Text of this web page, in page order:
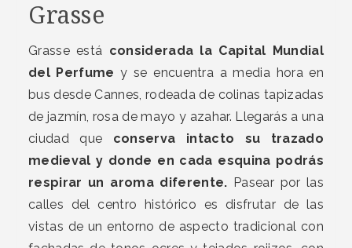
Grasse
Grasse está considerada la Capital Mundial
del Perfumey se encuentra a media hora en
bus desde Cannes, rodeada de colinas tapizadas
de jazmín, rosa de mayo y azahar. Llegarás a una
ciudad que conserva intacto su trazado
medieval y donde en cada esquina podrás
respirar un aroma diferente. Pasear por las
calles del centro histórico es disfrutar de las
vistas de un entorno de aspecto tradicional con